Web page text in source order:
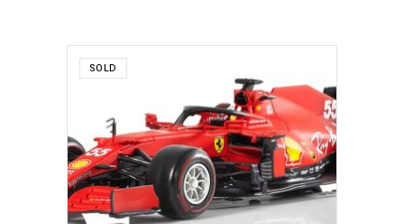
SOLD
READ MORE